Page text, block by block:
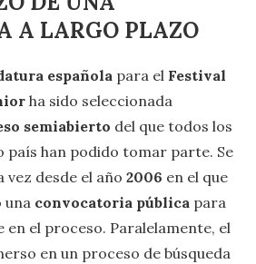
A LARGO PLAZO
española para el Festival
ha sido seleccionada
semiabierto del que todos los
país han podido tomar parte. Se
desde el año 2006 en el que
una convocatoria pública para
el proceso. Paralelamente, el
en un proceso de búsqueda